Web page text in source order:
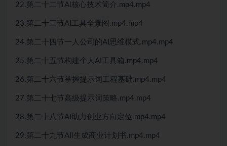
22.第二十二节Al核心技术简介.mp4.mp4
23.第二十三节AI工具全景图.mp4.mp4
24.第二十四节一人公司的AI思维模式.mp4.mp4
25.第二十五节构建个人AI工具箱.mp4.mp4
26.第二十六节掌握提示词工程基础.mp4.mp4
27.第二十七节高级提示词策略.mp4.mp4
28.第二十八节AI助力创业方向定位.mp4.mp4
29.第二十九节AIl生成商业计划书.mp4.mp4